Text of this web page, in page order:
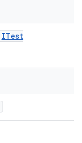
ITest